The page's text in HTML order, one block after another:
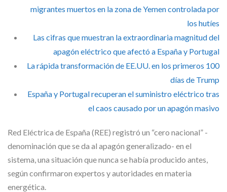
migrantes muertos en la zona de Yemen controlada por
los hutíes
Las cifras que muestran la extraordinaria magnitud del
apagón eléctrico que afectó a España y Portugal
La rápida transformación de EE.UU. en los primeros 100
días de Trump
España y Portugal recuperan el suministro eléctrico tras
el caos causado por un apagón masivo
Red Eléctrica de España (REE) registró un “cero nacional” -
denominación que se da al apagón generalizado- en el
sistema, una situación que nunca se había producido antes,
según confirmaron expertos y autoridades en materia
energética.